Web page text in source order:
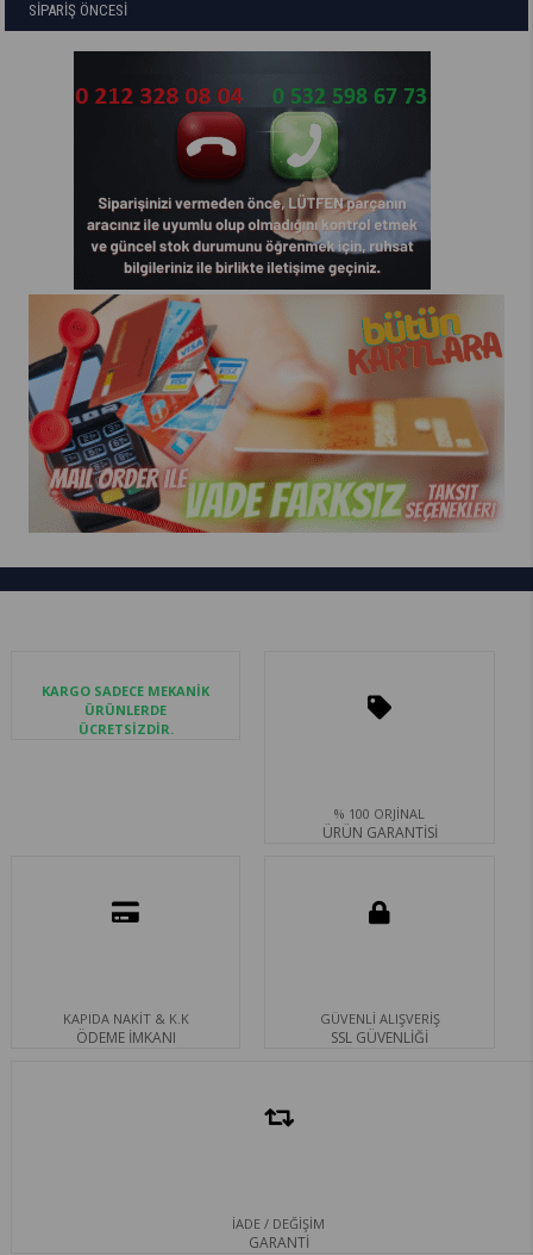
SİPARİŞ ÖNCESİ
KARGO SADECE MEKANİK
ÜRÜNLERDE
ÜCRETSİZDİR.
% 100 ORJİNAL
ÜRÜN GARANTİSİ
KAPIDA NAKİT & K.K
ÖDEME İMKANI
GÜVENLİ ALIŞVERİŞ
SSL GÜVENLİĞİ
İADE / DEĞİŞİM
GARANTİ